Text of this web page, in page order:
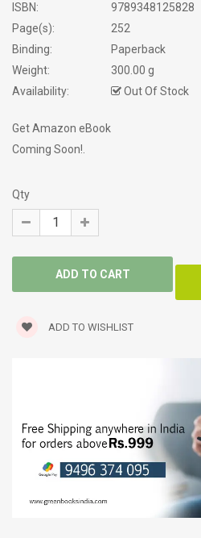
ISBN:
9789348125828
Page(s):
252
Binding:
Paperback
Weight:
300.00 g
Availability:
Out Of Stock
Get Amazon eBook
Coming Soon!.
Qty
ADD TO WISHLIST